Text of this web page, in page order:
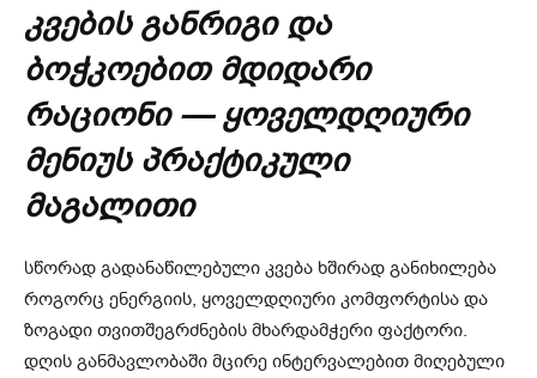
კვების განრიგი და
ბოჭკოებით მდიდარი
რაციონი — ყოველდღიური
მენიუს პრაქტიკული
მაგალითი
სწორად გადანაწილებული კვება ხშირად განიხილება
როგორც ენერგიის, ყოველდღიური კომფორტისა და
ზოგადი თვითშეგრძნების მხარდამჭერი ფაქტორი.
დღის განმავლობაში მცირე ინტერვალებით მიღებული